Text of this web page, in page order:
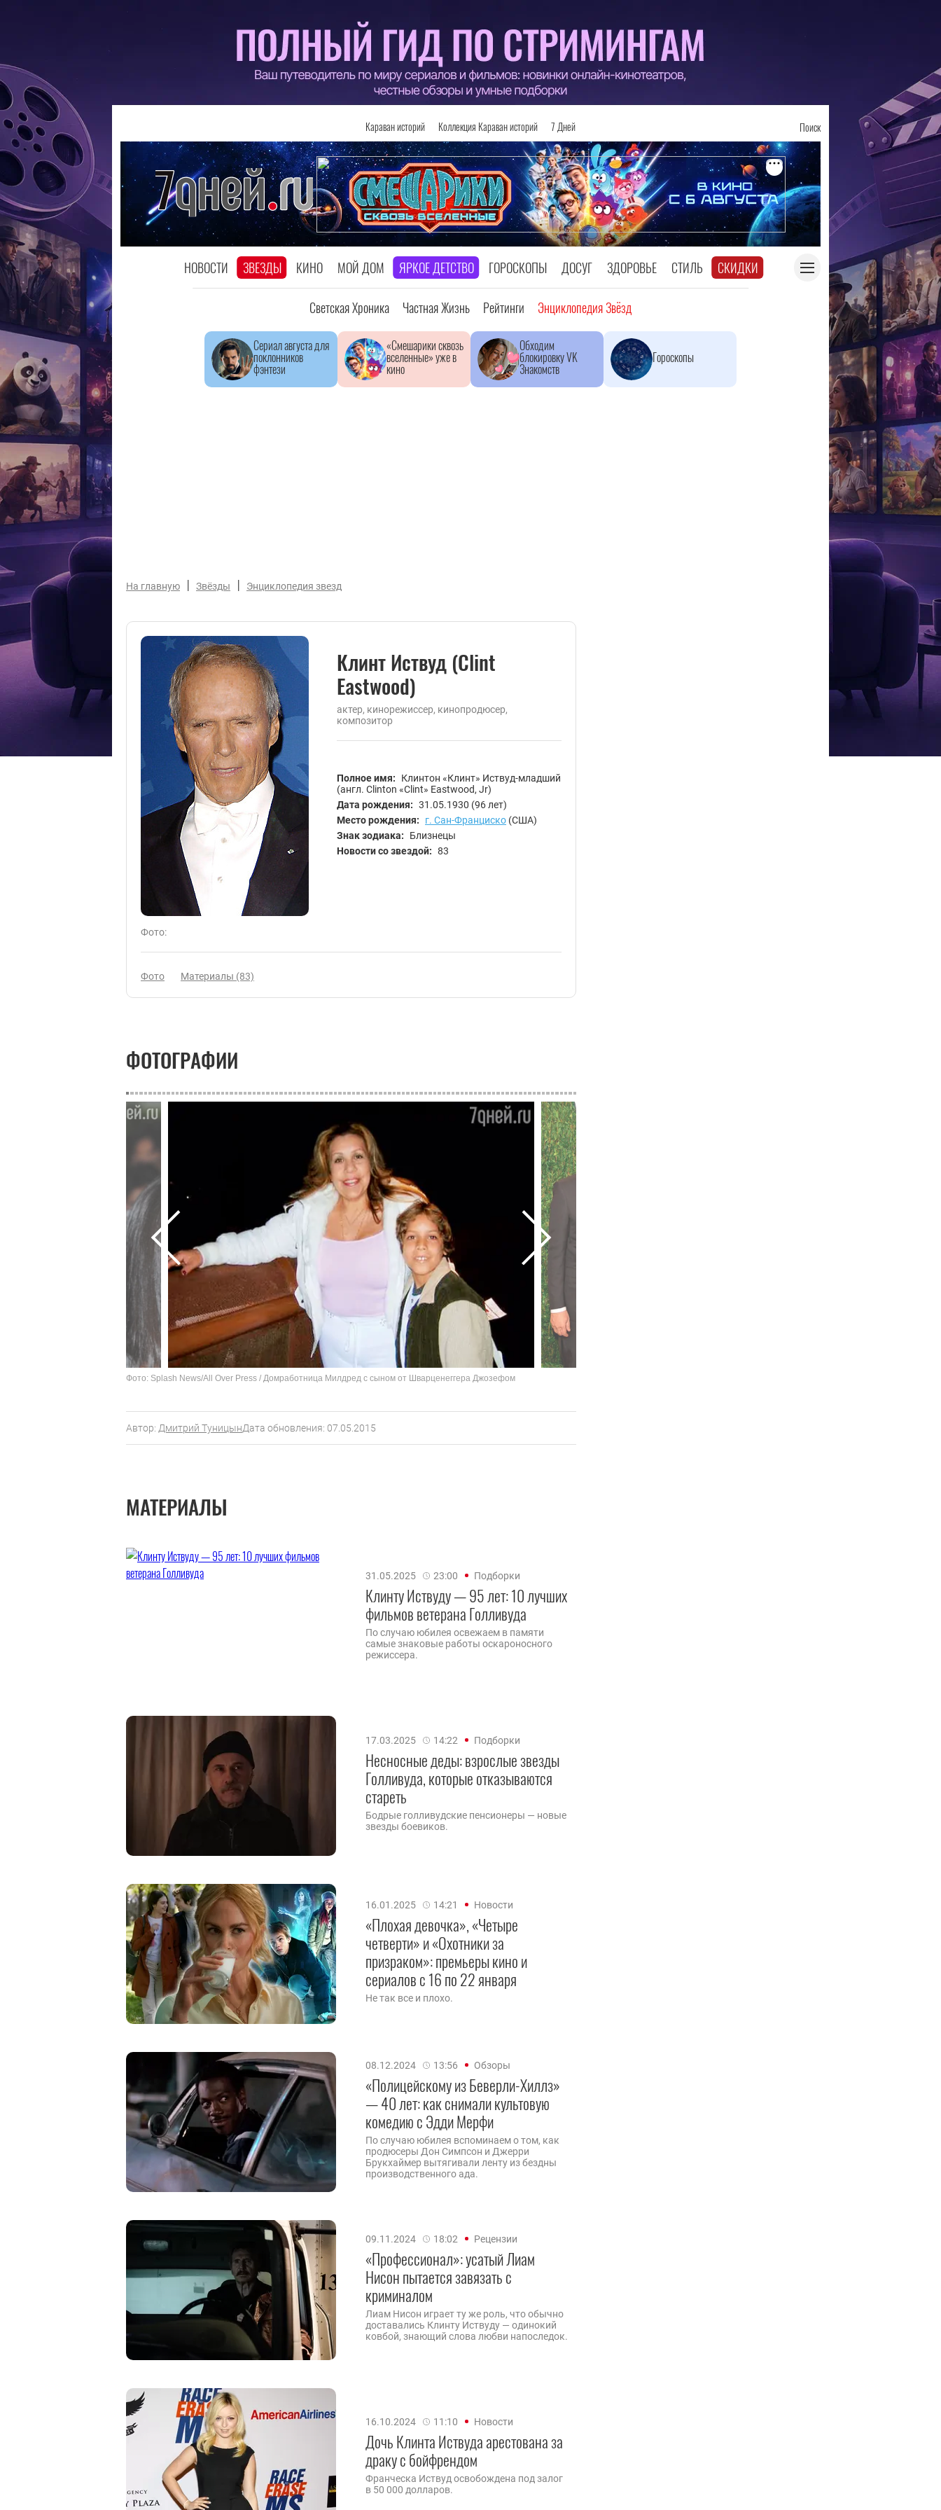
Караван историй Коллекция Караван историй 7 Дней Поиск
НОВОСТИ ЗВЕЗДЫ КИНО МОЙ ДОМ ЯРКОЕ ДЕТСТВО ГОРОСКОПЫ ДОСУГ ЗДОРОВЬЕ СТИЛЬ СКИДКИ
Светская Хроника Частная Жизнь Рейтинги Энциклопедия Звёзд
Сериал августа для
поклонников
фэнтези
«Смешарики сквозь
вселенные» уже в
кино
Обходим
блокировку VK
Знакомств
Гороскопы
На главную | Звёзды | Энциклопедия звезд
Фото:
Клинт Иствуд (Clint
Eastwood)
актер, кинорежиссер, кинопродюсер,
композитор
Полное имя:
Клинтон «Клинт» Иствуд-младший
(англ. Clinton «Clint» Eastwood, Jr)
Дата рождения: 31.05.1930 (96 лет)
Место рождения:
г. Сан-Франциско (США)
Знак зодиака:
Близнецы
Новости со звездой: 83
Фото Материалы (83)
ФОТОГРАФИИ
Фото: Splash News/All Over Press / Домработница Милдред с сыном от Шварценеггера Джозефом
Автор: Дмитрий ТуницынДата обновления: 07.05.2015
МАТЕРИАЛЫ
31.05.2025 23:00 Подборки
Клинту Иствуду — 95 лет: 10 лучших
фильмов ветерана Голливуда
По случаю юбилея освежаем в памяти
самые знаковые работы оскароносного
режиссера.
17.03.2025 14:22 Подборки
Несносные деды: взрослые звезды
Голливуда, которые отказываются
стареть
Бодрые голливудские пенсионеры — новые
звезды боевиков.
16.01.2025 14:21 Новости
«Плохая девочка», «Четыре
четверти» и «Охотники за
призраком»: премьеры кино и
сериалов с 16 по 22 января
Не так все и плохо.
08.12.2024 13:56 Обзоры
«Полицейскому из Беверли-Хиллз»
— 40 лет: как снимали культовую
комедию с Эдди Мерфи
По случаю юбилея вспоминаем о том, как
продюсеры Дон Симпсон и Джерри
Брукхаймер вытягивали ленту из бездны
производственного ада.
09.11.2024 18:02 Рецензии
«Профессионал»: усатый Лиам
Нисон пытается завязать с
криминалом
Лиам Нисон играет ту же роль, что обычно
доставались Клинту Иствуду — одинокий
ковбой, знающий слова любви напоследок.
16.10.2024 11:10 Новости
Дочь Клинта Иствуда арестована за
драку с бойфрендом
Франческа Иствуд освобождена под залог
в 50 000 долларов.